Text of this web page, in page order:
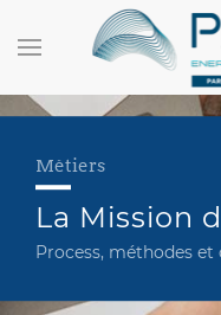
Métiers
La Mission
Process, méthodes et